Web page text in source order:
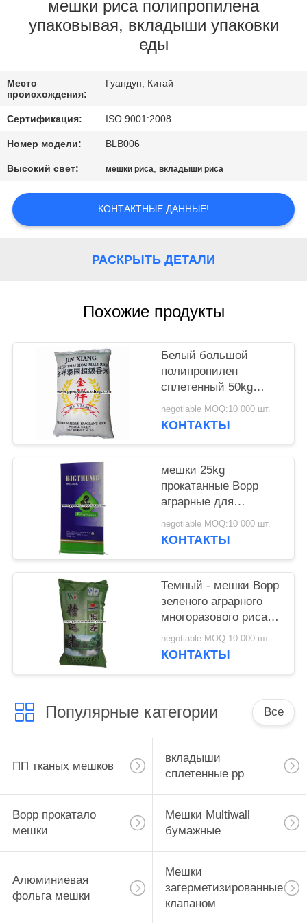
КОНТРОЛЬ
КАЧЕСТВА
ДАННЫЕ
ОТПРАВИТЬ
ЗАПРОС
КАРТА
САЙТА
мешки риса полипропилена
упаковывая, вкладыши упаковки
еды
Место
происхождения:
Гуандун, Китай
Сертификация: ISO 9001:2008
Номер модели: BLB006
Высокий свет: мешки риса,вкладыши риса
КОНТАКТНЫЕ ДАННЫЕ!
РАСКРЫТЬ ДЕТАЛИ
Похожие продукты
Белый большой
полипропилен
сплетенный 50kg
кладет на пакуя
мешки риса 50 x 84 в
negotiable MOQ:10 000 шт.
КОНТАКТЫ
мешки 25kg
прокатанные Bopp
аграрные для
паковать липкий рис
с печатанием цвета
negotiable MOQ:10 000 шт.
КОНТАКТЫ
Темный - мешки Bopp
зеленого аграрного
многоразового риса
упаковывая прокатали
мешок сплетенный PP
negotiable MOQ:10 000 шт.
КОНТАКТЫ
Популярные категории Все
ПП тканых мешков
вкладыши
сплетенные pp
Bopp прокатало
мешки
Мешки Multiwall
бумажные
Алюминиевая
фольга мешки
Мешки
загерметизированные
клапаном